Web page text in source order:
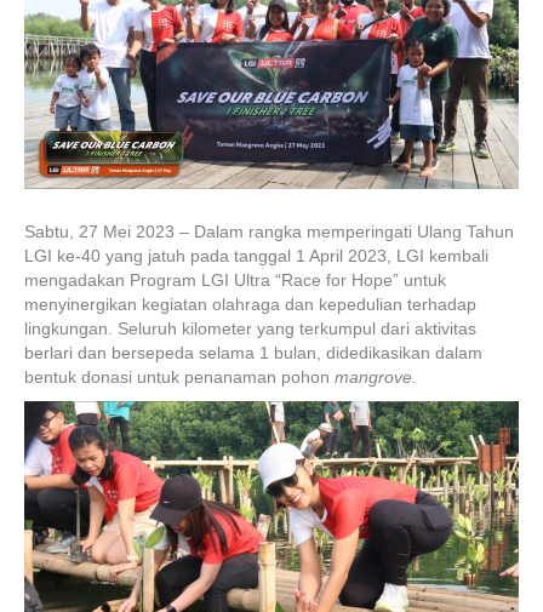
Sabtu, 27 Mei 2023 – Dalam rangka memperingati Ulang Tahun
LGI ke-40 yang jatuh pada tanggal 1 April 2023, LGI kembali
mengadakan Program LGI Ultra “Race for Hope” untuk
menyinergikan kegiatan olahraga dan kepedulian terhadap
lingkungan. Seluruh kilometer yang terkumpul dari aktivitas
berlari dan bersepeda selama 1 bulan, didedikasikan dalam
bentuk donasi untuk penanaman pohon mangrove.